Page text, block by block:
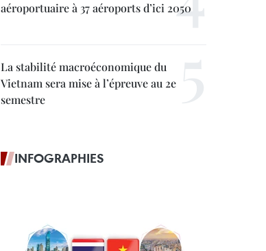
aéroportuaire à 37 aéroports d’ici 2050
La stabilité macroéconomique du
Vietnam sera mise à l’épreuve au 2e
semestre
INFOGRAPHIES